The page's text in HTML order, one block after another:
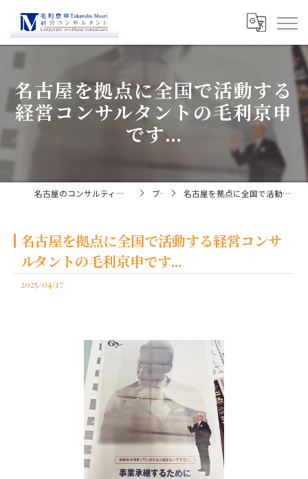
名古屋を拠点に全国で活動する
経営コンサルタントの毛利京申
です...
名古屋のコンサルティングなら経営コンサルタント毛利京申 ブログ 名古屋を拠点に全国で活動する経営コンサルタントの毛利京申です...
名古屋を拠点に全国で活動する経営コンサ
ルタントの毛利京申です...
2025/04/17